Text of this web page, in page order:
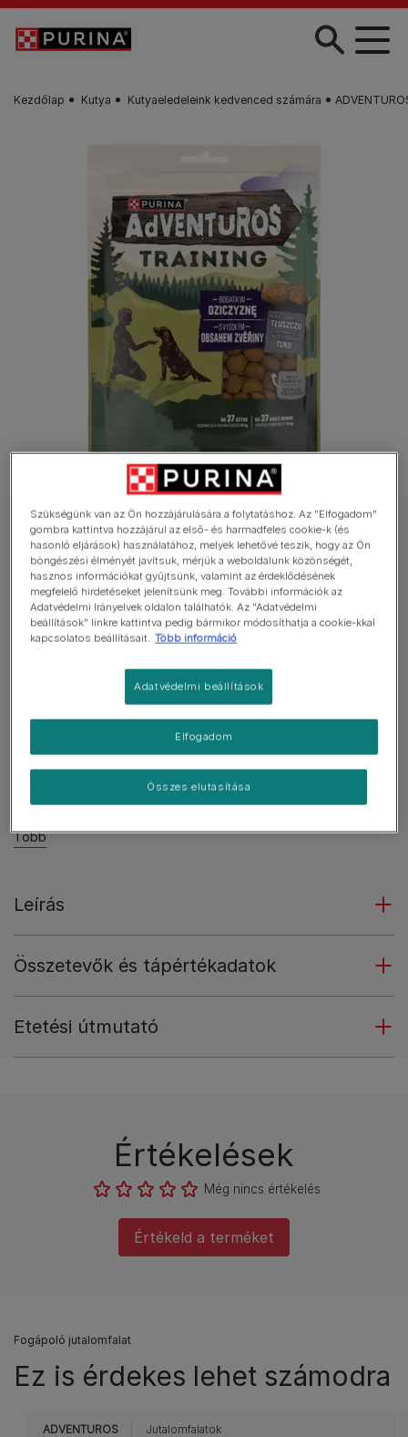
Skip to main content
Kezdőlap Kutya Kutyaeledeleink kedvenced számára
ADVENTUROS jutalomfalat kutyáknak
ADVENTUROS Training szarvas ízű kutya
jutalomfalat
Még nincs értékelés
Elérhető kiszerelés 115g
Alacsony zsírtartalom.
Mérettől függetlenül minden kutyának adható.
Nem tartalmaz hozzáadott színezékeket.
Több
Leírás
Összetevők és tápértékadatok
Etetési útmutató
Értékelések
Még nincs értékelés
Értékeld a terméket
Fogápoló jutalomfalat
Ez is érdekes lehet számodra
ADVENTUROS Jutalomfalatok
Szükségünk van az Ön hozzájárulására a folytatáshoz. Az "Elfogadom"
gombra kattintva hozzájárul az első- és harmadfeles cookie-k (és
hasonló eljárások) használatához, melyek lehetővé teszik, hogy az Ön
böngészési élményét javítsuk, mérjük a weboldalunk közönségét,
hasznos információkat gyűjtsünk, valamint az érdeklődésének
megfelelő hirdetéseket jelenítsünk meg. További információk az
Adatvédelmi Irányelvek oldalon találhatók. Az "Adatvédelmi
beállítások" linkre kattintva pedig bármikor módosíthatja a cookie-kkal
kapcsolatos beállításait. Több információ
Adatvédelmi beállítások
Összes elutasítása
Elfogadom